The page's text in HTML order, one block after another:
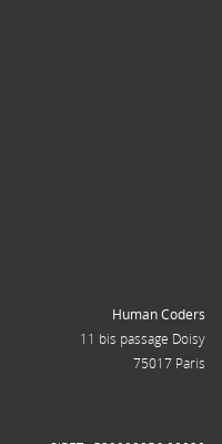
Human Coders
11 bis passage Doisy
75017 Paris